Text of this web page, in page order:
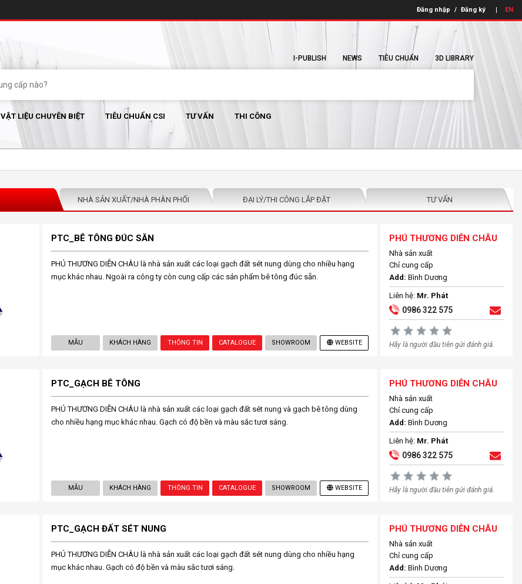
Đăng nhập / Đăng ký EN
I-PUBLISH NEWS TIÊU CHUẨN 3D LIBRARY
VẬT LIỆU CHUYÊN BIỆT TIÊU CHUẨN CSI TƯ VẤN THI CÔNG
NHÀ SẢN XUẤT/NHÀ PHÂN PHỐI ĐẠI LÝ/THI CÔNG LẮP ĐẶT TƯ VẤN
PTC_BÊ TÔNG ĐÚC SẴN
PHÚ THƯƠNG DIỄN CHÂU là nhà sản xuất các loại gạch đất sét nung dùng cho nhiều hạng
mục khác nhau. Ngoài ra công ty còn cung cấp các sản phẩm bê tông đúc sẵn.
MẪU KHÁCH HÀNG THÔNG TIN CATALOGUE SHOWROOM WEBSITE
PHÚ THƯƠNG DIỄN CHÂU
Nhà sản xuất
Chỉ cung cấp
Add: Bình Dương
Liên hệ: Mr. Phát
0986 322 575
Hãy là người đầu tiên gửi đánh giá.
PTC_GẠCH BÊ TÔNG
PHÚ THƯƠNG DIỄN CHÂU là nhà sản xuất các loại gạch đất sét nung và gạch bê tông dùng
cho nhiều hạng mục khác nhau. Gạch có độ bền và màu sắc tươi sáng.
MẪU KHÁCH HÀNG THÔNG TIN CATALOGUE SHOWROOM WEBSITE
PHÚ THƯƠNG DIỄN CHÂU
Nhà sản xuất
Chỉ cung cấp
Add: Bình Dương
Liên hệ: Mr. Phát
0986 322 575
Hãy là người đầu tiên gửi đánh giá.
PTC_GẠCH ĐẤT SÉT NUNG
PHÚ THƯƠNG DIỄN CHÂU là nhà sản xuất các loại gạch đất sét nung dùng cho nhiều hạng
mục khác nhau. Gạch có độ bền và màu sắc tươi sáng.
PHÚ THƯƠNG DIỄN CHÂU
Nhà sản xuất
Chỉ cung cấp
Add: Bình Dương